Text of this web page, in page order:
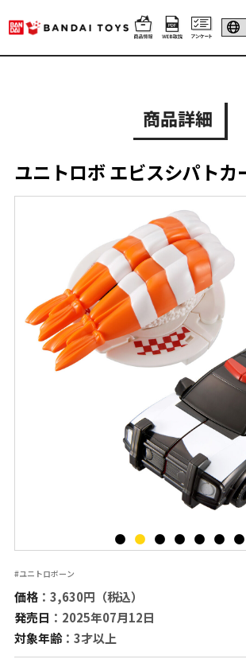
商品詳細
ユニトロボ エビスシパトカ
#ユニトロボーン
価格：3,630円（税込）
発売日 ：2025年07月12日
対象年齢：3才以上